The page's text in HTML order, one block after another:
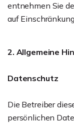
entnehmen Sie
auf
2. Allgemeine
Datenschutz
Die Betreiber
persönlichen